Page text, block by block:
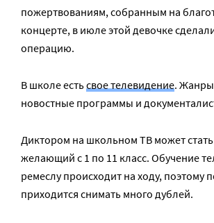
пожертвованиям, собранным на
концерте, в июле этой девочке
операцию.
В школе естьсвое телевидение. Жанры
новостные программы и
Диктором на школьном ТВ может
желающий с 1 по 11 класс. Обучение
ремеслу происходит на ходу, поэтому
приходится снимать много дублей.